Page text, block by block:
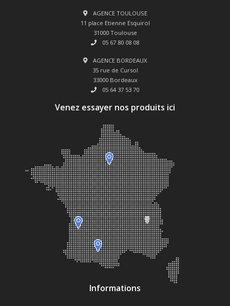
AGENCE TOULOUSE
11 place Etienne Esquirol
31000 Toulouse
05 67 80 08 08
AGENCE BORDEAUX
35 rue de Cursol
33000 Bordeaux
05 64 37 53 70
Venez essayer nos produits ici
Informations